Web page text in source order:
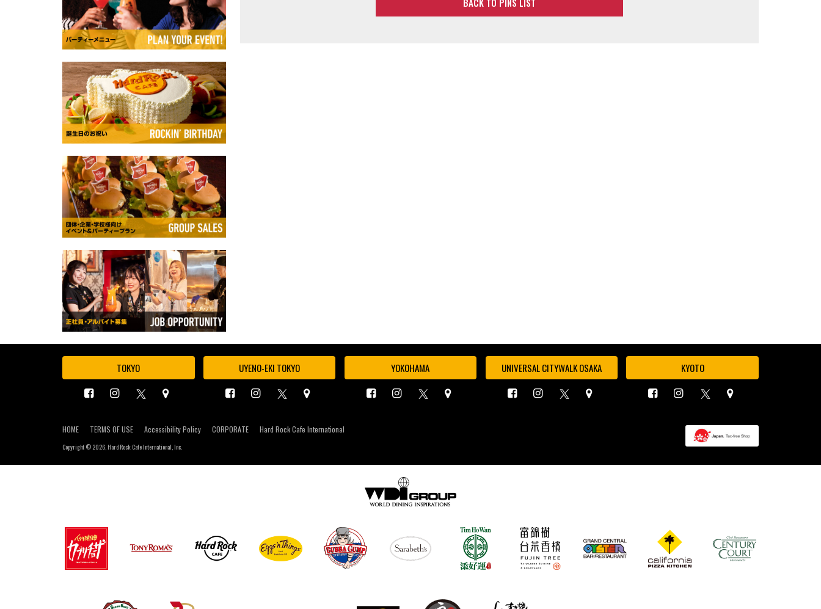
TOKYO UYENO-EKI TOKYO YOKOHAMA UNIVERSAL CITYWALK OSAKA KYOTO
HOME TERMS OF USE Accessibility Policy CORPORATE Hard Rock Cafe International
Copyright © 2026, Hard Rock Cafe International, Inc.